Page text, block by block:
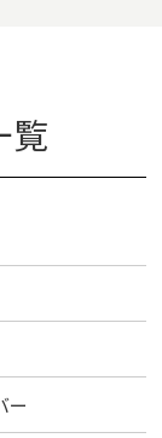
覧
ー